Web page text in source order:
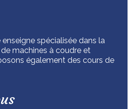
enseigne spécialisée dans la
machines à coudre et
également des cours de